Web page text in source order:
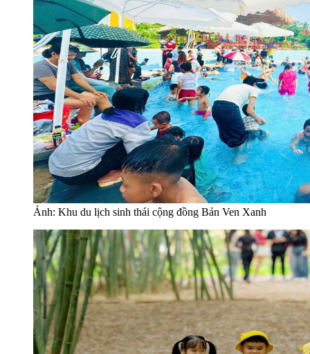
Ảnh: Khu du lịch sinh thái cộng đồng Bản Ven Xanh